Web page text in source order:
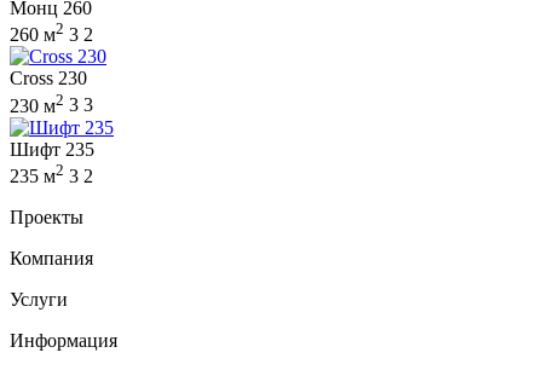
Монц 260
260 м2 3 2
Cross 230
230 м2 3 3
Шифт 235
235 м2 3 2
Проекты
Компания
Услуги
Информация